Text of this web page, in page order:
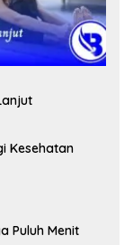
Kesehatan
Puluh Menit